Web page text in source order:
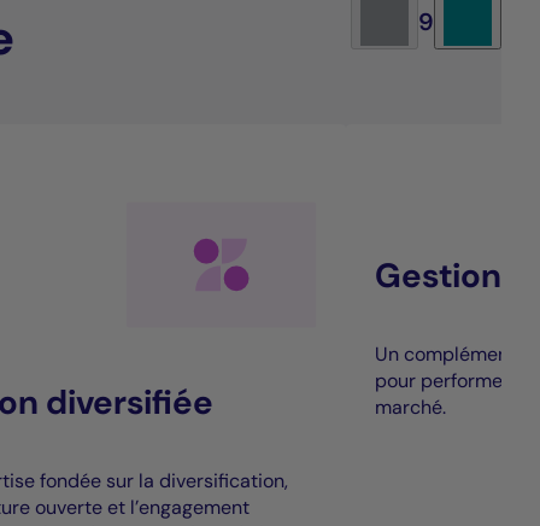
9
diversifiée
fondée sur la diversification,
ouverte et l’engagement
Gestion
Un complément
pour performer
marché.